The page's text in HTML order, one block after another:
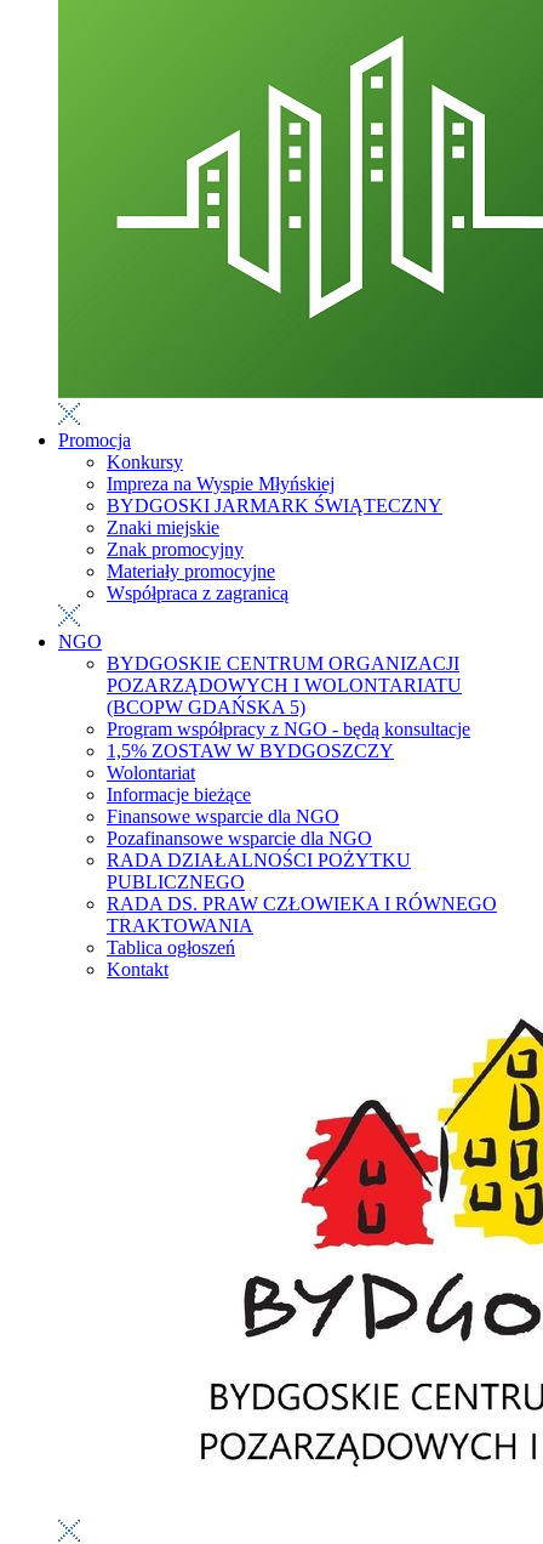
Promocja
Konkursy
Impreza na Wyspie Młyńskiej
BYDGOSKI JARMARK ŚWIĄTECZNY
Znaki miejskie
Znak promocyjny
Materiały promocyjne
Współpraca z zagranicą
NGO
BYDGOSKIE CENTRUM ORGANIZACJI
POZARZĄDOWYCH I WOLONTARIATU
(BCOPW GDAŃSKA 5)
Program współpracy z NGO - będą konsultacje
1,5% ZOSTAW W BYDGOSZCZY
Wolontariat
Informacje bieżące
Finansowe wsparcie dla NGO
Pozafinansowe wsparcie dla NGO
RADA DZIAŁALNOŚCI POŻYTKU
PUBLICZNEGO
RADA DS. PRAW CZŁOWIEKA I RÓWNEGO
TRAKTOWANIA
Tablica ogłoszeń
Kontakt